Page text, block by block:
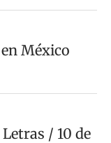
México
/ 10 de